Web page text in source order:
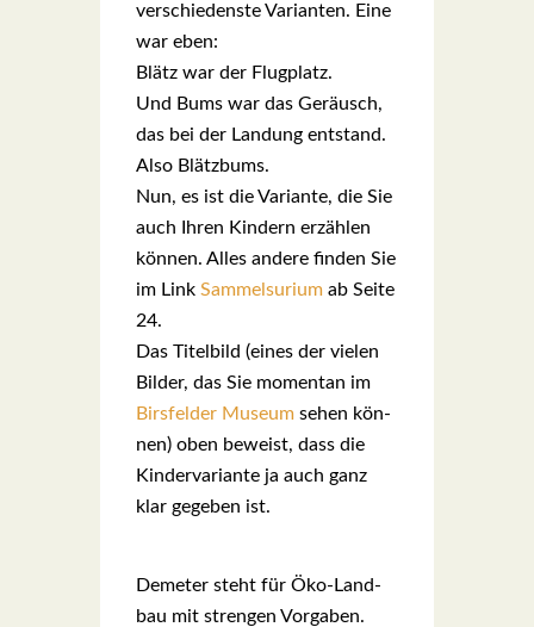
ver­schie­dens­te Vari­an­ten. Eine
war eben:
Blätz war der Flug­platz.
Und Bums war das Geräusch,
das bei der Lan­dung ent­stand.
Also Blätz­bums.
Nun, es ist die Vari­an­te, die Sie
auch Ihren Kin­dern erzäh­len
kön­nen. Alles ande­re fin­den Sie
im Link Sam­mel­su­ri­um ab Sei­te
24.
Das Titel­bild (eines der vie­len
Bil­der, das Sie momen­tan im
Birs­fel­der Muse­um sehen kön­
nen) oben beweist, dass die
Kin­der­va­ri­an­te ja auch ganz
klar gege­ben ist.
Deme­ter steht für Öko-Land­
bau mit stren­gen Vor­ga­ben.